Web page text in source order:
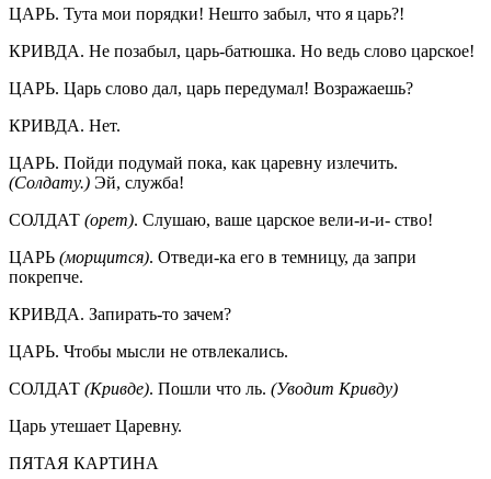
ЦАРЬ. Тута мои порядки! Нешто забыл, что я царь?!
КРИВДА. Не позабыл, царь-батюшка. Но ведь слово царское!
ЦАРЬ. Царь слово дал, царь передумал! Возражаешь?
КРИВДА. Нет.
ЦАРЬ. Пойди подумай пока, как царевну излечить.
(Солдату.) Эй, служба!
СОЛДАТ (орет). Слушаю, ваше царское вели-и-и- ство!
ЦАРЬ (морщится). Отведи-ка его в темницу, да запри
покрепче.
КРИВДА. Запирать-то зачем?
ЦАРЬ. Чтобы мысли не отвлекались.
СОЛДАТ (Кривде). Пошли что ль. (Уводит Кривду)
Царь утешает Царевну.
ПЯТАЯ КАРТИНА